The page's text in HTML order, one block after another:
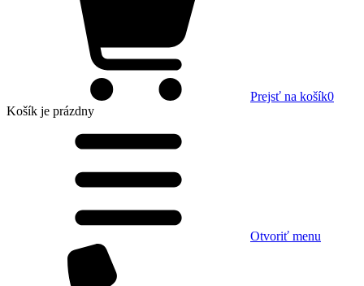
Prejsť na košík0
Košík je prázdny
Otvoriť menu